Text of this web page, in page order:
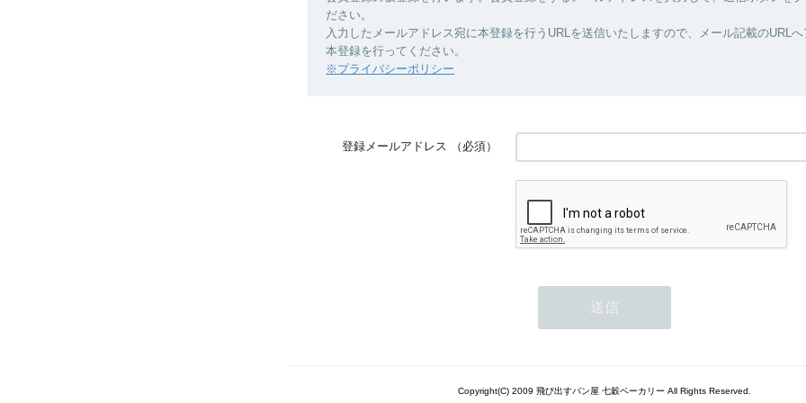
ださい。
入力したメールアドレス宛に本登録を行うURLを送信いたしますので、メール記載のURLへ
本登録を行ってください。
※プライバシーポリシー
登録メールアドレス （必須）
Copyright(C) 2009 飛び出すパン屋 七穀ベーカリー All Rights Reserved.